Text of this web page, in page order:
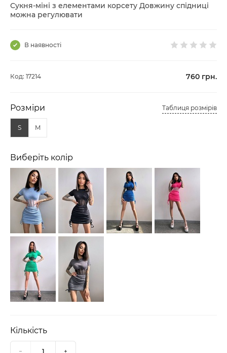
Сукня-міні з елементами корсету Довжину спідниці
можна регулювати
В наявності
Код: 17214 760 грн.
Розміри Таблиця розмірів
S M
Виберіть колір
Кількість